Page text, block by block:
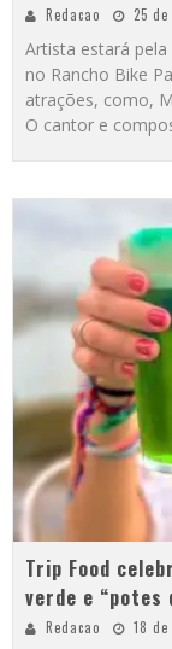
Redacao 25
Artista estará
no Rancho Bike
atrações, como,
O cantor e
Trip Food
verde e “potes
Redacao 18